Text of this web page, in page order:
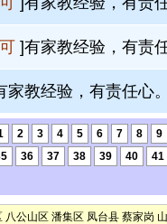
]有家教经验，有责
家教经验，有责任心
2 3 4 5 6 7 8
9
36 37 38 39 40
41
八公山区 潘集区 凤台县 蔡家岗